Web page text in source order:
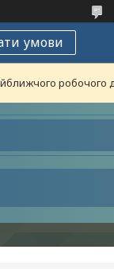
умови
робочого